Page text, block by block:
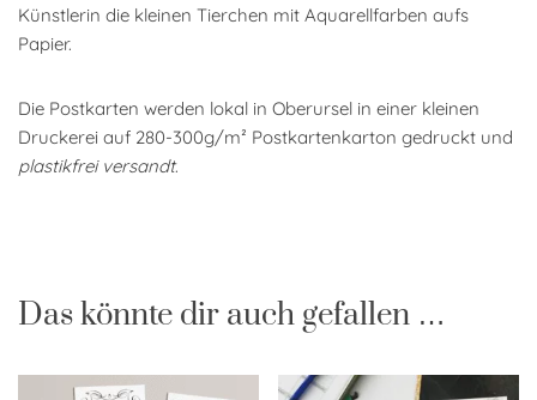
Künstlerin die kleinen Tierchen mit Aquarellfarben aufs
Papier.
Die Postkarten werden lokal in Oberursel in einer kleinen
Druckerei auf 280-300g/m² Postkartenkarton gedruckt und
plastikfrei versandt.
Das könnte dir auch gefallen …